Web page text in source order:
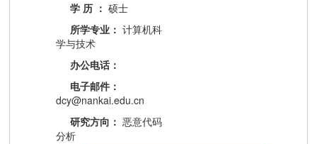
学 历 ：硕士
所学专业：计算机科
学与技术
办公电话：
电子邮件：
dcy@nankai.edu.cn
研究方向：恶意代码
分析